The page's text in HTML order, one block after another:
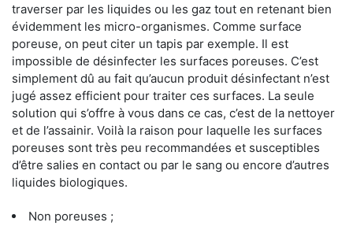
traverser par les liquides ou les gaz tout en retenant bien
évidemment les micro-organismes. Comme surface
poreuse, on peut citer un tapis par exemple. Il est
impossible de désinfecter les surfaces poreuses. C’est
simplement dû au fait qu’aucun produit désinfectant n’est
jugé assez efficient pour traiter ces surfaces. La seule
solution qui s’offre à vous dans ce cas, c’est de la nettoyer
et de l’assainir. Voilà la raison pour laquelle les surfaces
poreuses sont très peu recommandées et susceptibles
d’être salies en contact ou par le sang ou encore d’autres
liquides biologiques.
Non poreuses ;